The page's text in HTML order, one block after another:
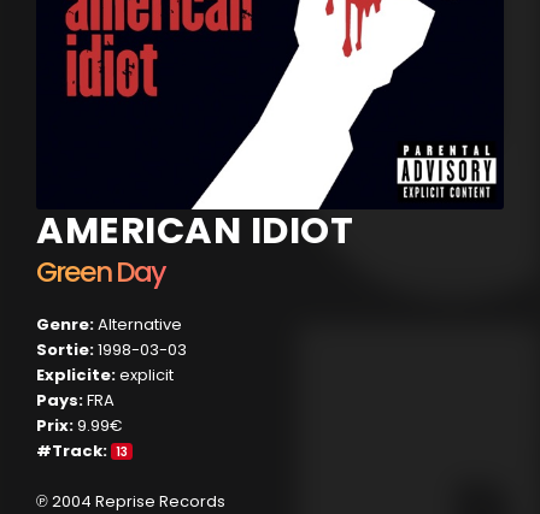
AMERICAN IDIOT
Green Day
Genre:Alternative
Sortie:1998-03-03
Explicite:explicit
Pays:FRA
Prix:9.99€
#Track: 13
℗ 2004 Reprise Records